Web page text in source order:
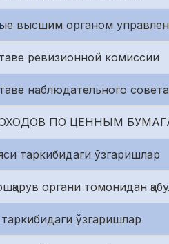
высшим органом
ревизионной комиссии
наблюдательного совета
ПО ЦЕННЫМ
таркибидаги ўзгаришлар
органи томонидан
ўзгаришлар